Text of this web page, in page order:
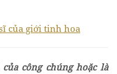
của giới tinh hoa
công chúng hoặc là